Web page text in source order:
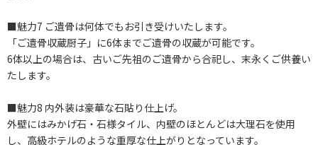
■魅力7 ご遺骨は何体でもお引き受けいたします。
「ご遺骨収蔵厨子」に6体までご遺骨の収蔵が可能です。
6体以上の場合は、古いご先祖のご遺骨から合祀し、末永くご供養い
たします。
■魅力8 内外装は豪華な石貼り仕上げ。
外壁にはみかげ石・石様タイル、内壁のほとんどは大理石を使用
し、高級ホテルのような重厚な仕上がりとなっています。